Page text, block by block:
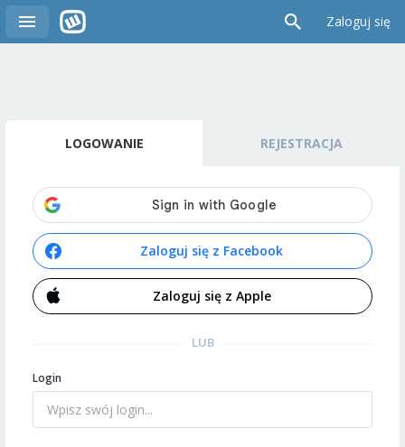
Zaloguj się
LOGOWANIE REJESTRACJA
Zaloguj się z Facebook
Zaloguj się z Apple
LUB
Login